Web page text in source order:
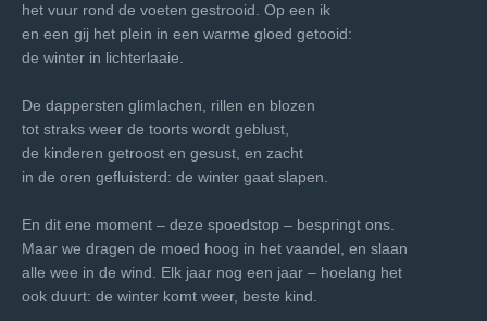
het vuur rond de voeten gestrooid. Op een ik
en een gij het plein in een warme gloed getooid:
de winter in lichterlaaie.
De dappersten glimlachen, rillen en blozen
tot straks weer de toorts wordt geblust,
de kinderen getroost en gesust, en zacht
in de oren gefluisterd: de winter gaat slapen.
En dit ene moment – deze spoedstop – bespringt ons.
Maar we dragen de moed hoog in het vaandel, en slaan
alle wee in de wind. Elk jaar nog een jaar – hoelang het
ook duurt: de winter komt weer, beste kind.